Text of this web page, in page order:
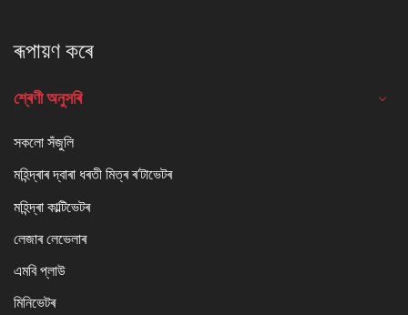
ৰূপায়ণ কৰে
শ্ৰেণী অনুসৰি
সকলো সঁজুলি
মহিন্দ্ৰাৰ দ্বাৰা ধৰতী মিত্ৰ ৰ'টাভেটৰ
মহিন্দ্ৰা কাল্টিভেটৰ
লেজাৰ লেভেলাৰ
এমবি প্লাউ
মিনিভেটৰ